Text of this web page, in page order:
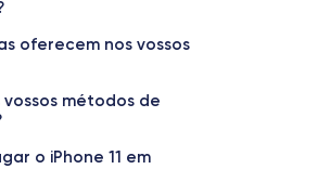
Nombre de cœurs
Fréq. processeur
oferecem nos vossos
vossos métodos de
o iPhone 11 em